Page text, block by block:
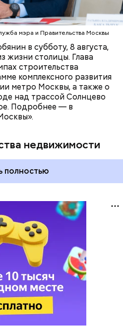
мэра и Правительства Москвы
в субботу, 8 августа,
жизни столицы. Глава
строительства
комплексного развития
метро Москвы, а также о
над трассой Солнцево
Подробнее — в
недвижимости
полностью